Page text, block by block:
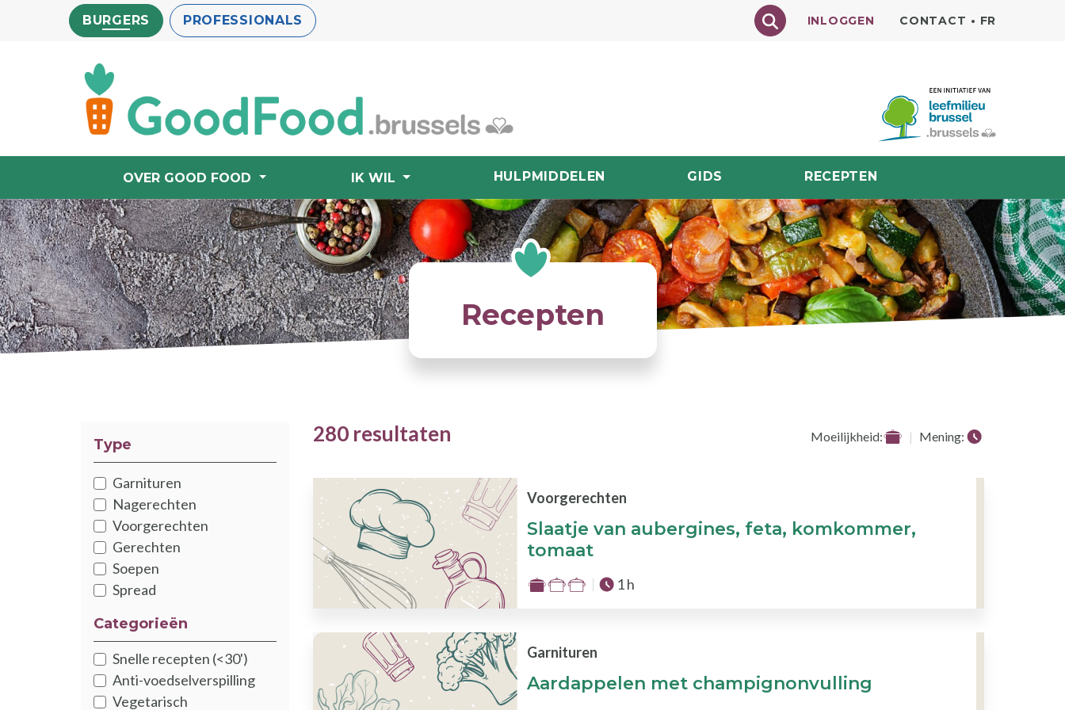
BURGERS PROFESSIONALS Texte à rechercher
INLOGGEN CONTACT • FR
OVER GOOD FOOD IK WIL HULPMIDDELEN GIDS RECEPTEN
Recepten
Type
Garnituren
Nagerechten
Voorgerechten
Gerechten
Soepen
Spread
Categorieën
Snelle recepten (<30')
Anti-voedselverspilling
Vegetarisch
280 resultaten Moeilijkheid: Mening:
Slaatje van aubergines, feta, komkommer,
tomaat
Voorgerechten
Moeilijkheid
van
3
Totale tijd :
1 h
Aardappelen met champignonvulling
Garnituren